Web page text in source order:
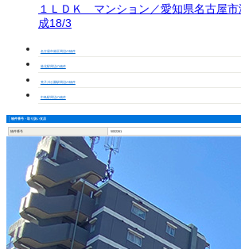
１ＬＤＫ マンション／愛知県名古屋
成18/3
名古屋市港区周辺の物件
港北駅周辺の物件
荒子川公園駅周辺の物件
中島駅周辺の物件
物件番号・取り扱い支店
物件番号 5002261